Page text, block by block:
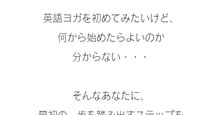
英語ヨガを初めてみたいけど、
何から始めたらよいのか
分からない・・・
そんなあなたに、